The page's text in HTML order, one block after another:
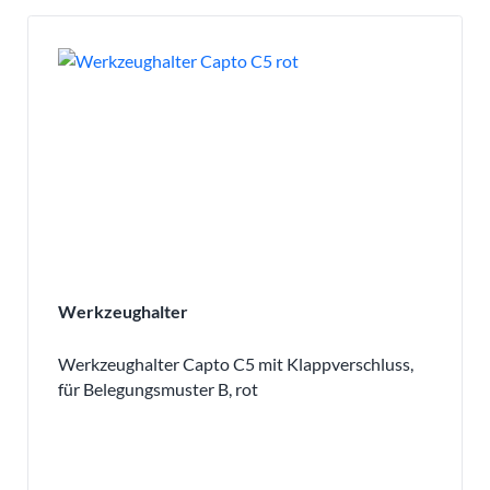
Werkzeughalter
Werkzeughalter Capto C5 mit Klappverschluss,
für Belegungsmuster B, rot